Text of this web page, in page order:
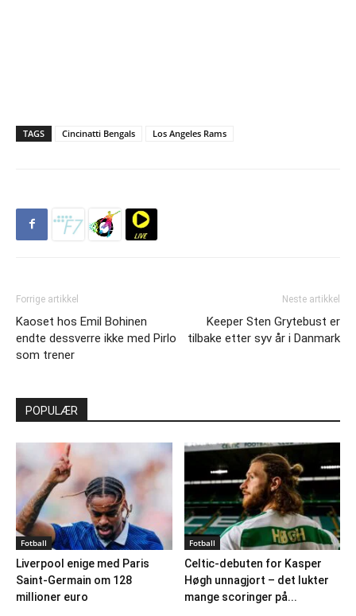
TAGS Cincinatti Bengals Los Angeles Rams
Forrige artikkel
Kaoset hos Emil Bohinen
endte dessverre ikke med Pirlo
som trener
Neste artikkel
Keeper Sten Grytebust er
tilbake etter syv år i Danmark
POPULÆR
Fotball
Liverpool enige med Paris
Saint-Germain om 128
millioner euro
Fotball
Celtic-debuten for Kasper
Høgh unnagjort – det lukter
mange scoringer på...